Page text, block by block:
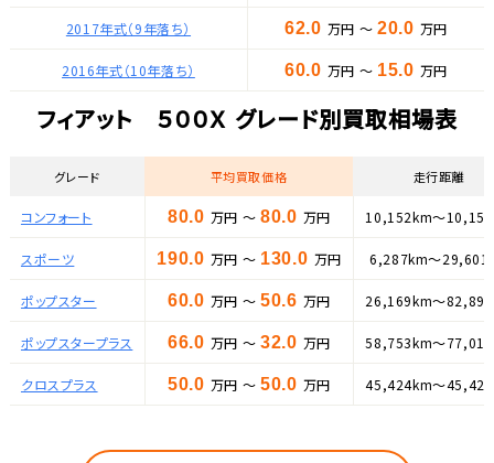
2017年式（9年落ち） 62.0 万円 ～ 20.0 万円
2016年式（10年落ち） 60.0 万円 ～ 15.0 万円
フィアット ５００Ｘ グレード別買取相場表
グレード 平均買取価格 走行距離
コンフォート 80.0 万円 ～ 80.0 万円 10,152km～
スポーツ 190.0 万円 ～ 130.0 万円 6,287km～
ポップスター 60.0 万円 ～ 50.6 万円 26,169km～
ポップスタープラス 66.0 万円 ～ 32.0 万円 58,753km～
クロスプラス 50.0 万円 ～ 50.0 万円 45,424km～